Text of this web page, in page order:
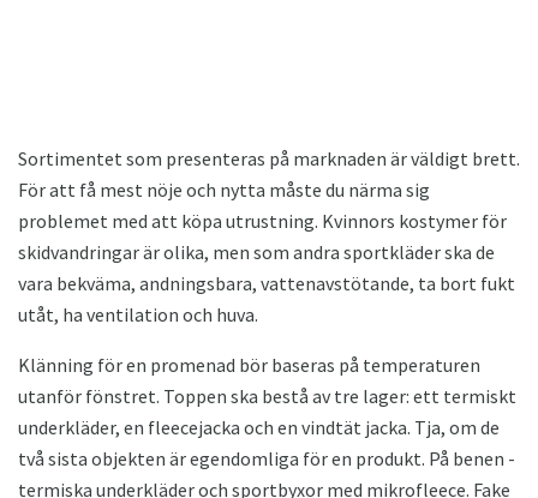
Sortimentet som presenteras på marknaden är väldigt brett.
För att få mest nöje och nytta måste du närma sig
problemet med att köpa utrustning. Kvinnors kostymer för
skidvandringar är olika, men som andra sportkläder ska de
vara bekväma, andningsbara, vattenavstötande, ta bort fukt
utåt, ha ventilation och huva.
Klänning för en promenad bör baseras på temperaturen
utanför fönstret. Toppen ska bestå av tre lager: ett termiskt
underkläder, en fleecejacka och en vindtät jacka. Tja, om de
två sista objekten är egendomliga för en produkt. På benen -
termiska underkläder och sportbyxor med mikrofleece. Fake